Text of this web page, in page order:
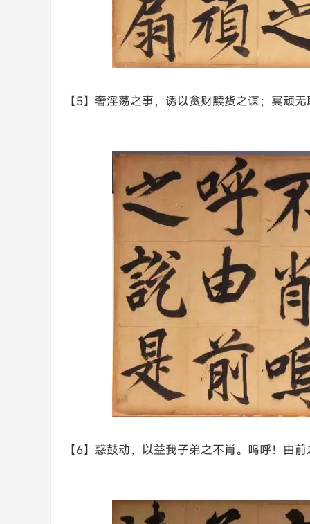
【5】奢淫荡之事，诱以贪财黩货之谋；冥顽
【6】惑鼓动，以益我子弟之不肖。呜呼！由